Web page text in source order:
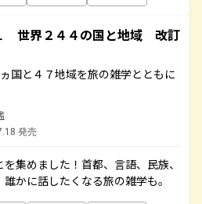
世界２４４の国と地域 改訂
国と４７地域を旅の雑学とともに
発売
集めました！首都、言語、民族、
かに話したくなる旅の雑学も。